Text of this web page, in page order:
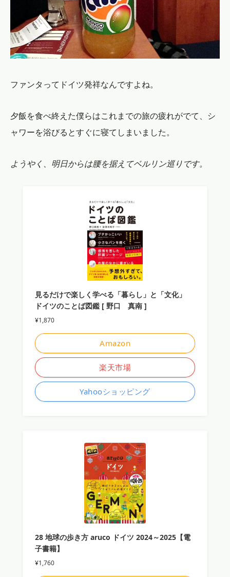
ファンタってドイツ発祥なんですよね。
夕飯を食べ終えた僕らはこれまでの旅の疲れがでて、シ
ャワーを浴びるとすぐに寝てしまいました。
ようやく、明日からは腰を据えてベルリン巡りです。
見るだけで楽しく学べる「暮らし」と「文化」
ドイツのことば図鑑 [ 野口 真南 ]
¥1,870
Amazon
楽天市場
Yahooショッピング
28 地球の歩き方 aruco ドイツ 2024～2025【電
子書籍】
¥1,760